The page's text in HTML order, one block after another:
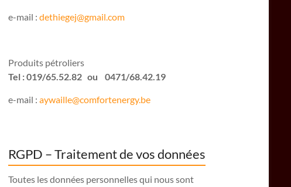
e-mail : dethiegej@gmail.com
Produits pétroliers
Tel : 019/65.52.82 ou 0471/68.42.19
e-mail : aywaille@comfortenergy.be
RGPD – Traitement de vos données
Toutes les données personnelles qui nous sont